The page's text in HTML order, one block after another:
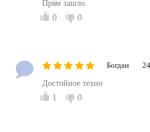
Прям зашло.
0 0
Богдан
Достойное техно
1 0